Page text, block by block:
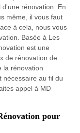
d'une rénovation. En
même, il vous faut
à cela, nous vous
Basée à Les
est une
de rénovation de
la rénovation
nécessaire au fil du
appel à MD
pour